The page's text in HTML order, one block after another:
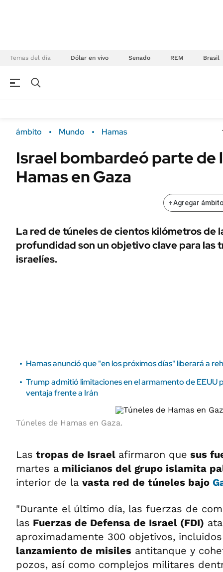
Temas del día Dólar en vivo Senado REM Brasil
Campo
FINANZAS
ÁMBITO DEBATE
MEDIAKIT AMBITO DEBATE
Sustentabilidad
POLÍTICA
ámbito Mundo Hamas
Israel bombardeó parte de
Hamas en Gaza
+Agregar
La red de túneles de cientos kilómetros de
profundidad son un objetivo clave para las
israelíes.
Hamas anunció que "en los próximos días" liberará a
Trump admitió limitaciones en el armamento de EEUU
ventaja frente a Irán
Túneles de Hamas en Gaza.
Las tropas de Israel afirmaron que sus
martes a milicianos del grupo islamita
interior de la vasta red de túneles bajo
"Durante el último día, las fuerzas de
las Fuerzas de Defensa de Israel (FDI)
aproximadamente 300 objetivos, incluidos
lanzamiento de misiles antitanque y
pozos, así como complejos militares